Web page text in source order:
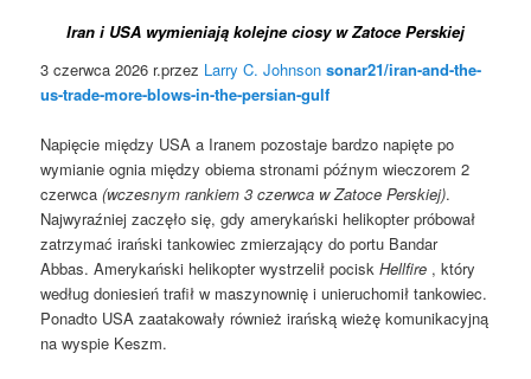
Iran i USA wymieniają kolejne ciosy w Zatoce Perskiej
3 czerwca 2026 r.przez Larry C. Johnson sonar21/iran-and-the-
us-trade-more-blows-in-the-persian-gulf
Napięcie między USA a Iranem pozostaje bardzo napięte po
wymianie ognia między obiema stronami późnym wieczorem 2
czerwca(wczesnym rankiem 3 czerwca w Zatoce Perskiej).
Najwyraźniej zaczęło się, gdy amerykański helikopter próbował
zatrzymać irański tankowiec zmierzający do portu Bandar
Abbas. Amerykański helikopter wystrzelił pociskHellfire , który
według doniesień trafił w maszynownię i unieruchomił tankowiec.
Ponadto USA zaatakowały również irańską wieżę komunikacyjną
na wyspie Keszm.